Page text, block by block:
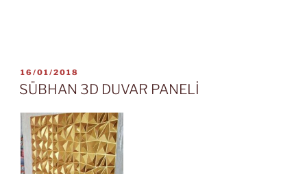
YAYIM
TARIHI
16/01/2018
SÜBHAN 3D DUVAR PANELİ